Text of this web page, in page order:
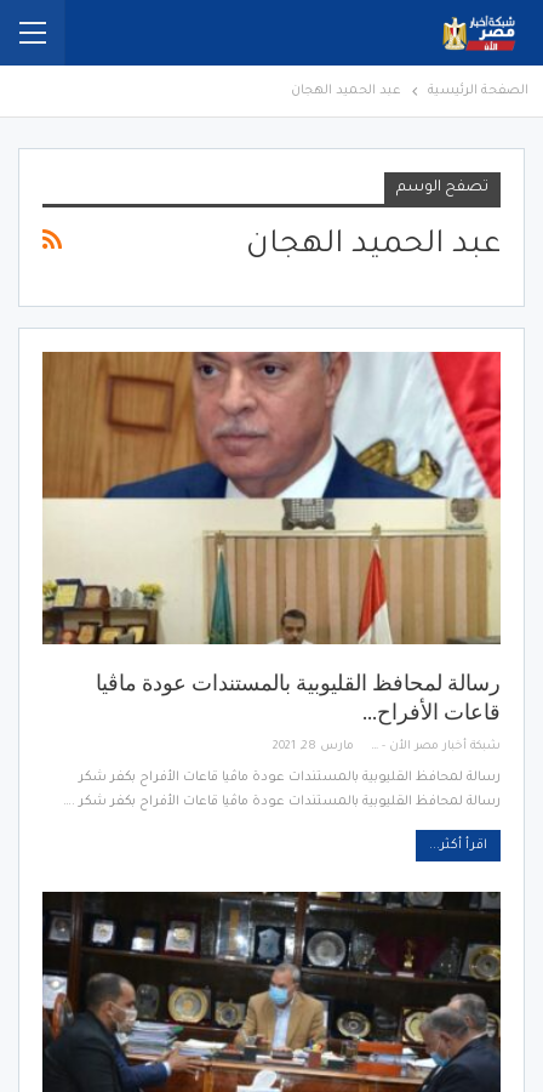
الصفحة الرئيسية عبد الحميد الهجان
تصفح الوسم
عبد الحميد الهجان
رسالة لمحافظ القليوبية بالمستندات عودة ماڤيا
قاعات الأفراح…
شبكة أخبار مصر الأن - Egypt News Network Now مارس 28, 2021
رسالة لمحافظ القليوبية بالمستندات عودة ماڤيا قاعات الأفراح بكفر شكر
رسالة لمحافظ القليوبية بالمستندات عودة ماڤيا قاعات الأفراح بكفر شكر .…
اقرأ أكثر...